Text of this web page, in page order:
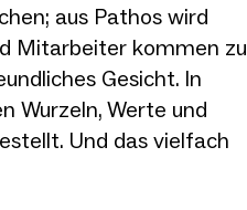
aus Pathos wird
Mitarbeiter kommen zu
Gesicht. In
Wurzeln, Werte und
Und das vielfach